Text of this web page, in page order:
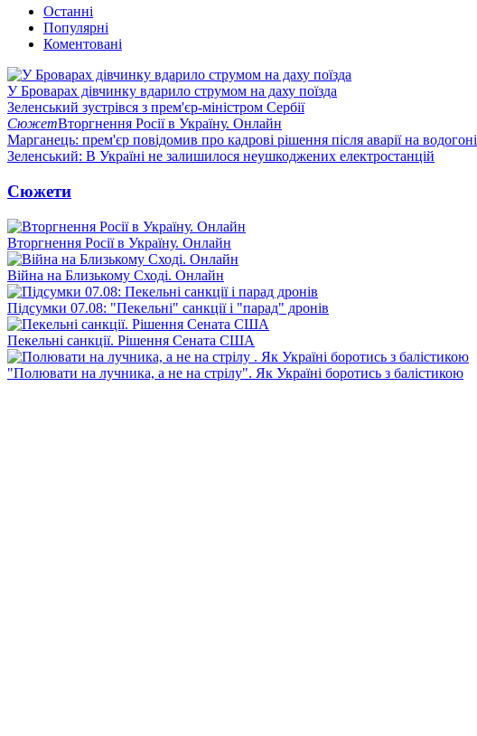
Останні
Популярні
Коментовані
У Броварах дівчинку вдарило струмом на даху поїзда
Зеленський зустрівся з прем'єр-міністром Сербії
СюжетВторгнення Росії в Україну. Онлайн
Марганець: прем'єр повідомив про кадрові рішення після аварії на водогоні
Зеленський: В Україні не залишилося неушкоджених електростанцій
Сюжети
Вторгнення Росії в Україну. Онлайн
Війна на Близькому Сході. Онлайн
Підсумки 07.08: "Пекельні" санкції і "парад" дронів
Пекельні санкції. Рішення Сената США
"Полювати на лучника, а не на стрілу". Як Україні боротись з балістикою